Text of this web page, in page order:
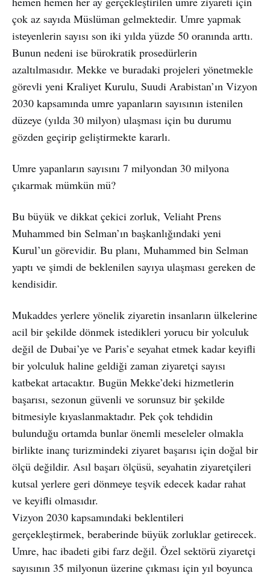
çok az sayıda Müslüman gelmektedir. Umre yapmak
isteyenlerin sayısı son iki yılda yüzde 50 oranında arttı.
Bunun nedeni ise bürokratik prosedürlerin
azaltılmasıdır. Mekke ve buradaki projeleri yönetmekle
görevli yeni Kraliyet Kurulu, Suudi Arabistan’ın Vizyon
2030 kapsamında umre yapanların sayısının istenilen
düzeye (yılda 30 milyon) ulaşması için bu durumu
gözden geçirip geliştirmekte kararlı.
Umre yapanların sayısını 7 milyondan 30 milyona
çıkarmak mümkün mü?
Bu büyük ve dikkat çekici zorluk, Veliaht Prens
Muhammed bin Selman’ın başkanlığındaki yeni
Kurul’un görevidir. Bu planı, Muhammed bin Selman
yaptı ve şimdi de beklenilen sayıya ulaşması gereken de
kendisidir.
Mukaddes yerlere yönelik ziyaretin insanların ülkelerine
acil bir şekilde dönmek istedikleri yorucu bir yolculuk
değil de Dubai’ye ve Paris’e seyahat etmek kadar keyifli
bir yolculuk haline geldiği zaman ziyaretçi sayısı
katbekat artacaktır. Bugün Mekke’deki hizmetlerin
başarısı, sezonun güvenli ve sorunsuz bir şekilde
bitmesiyle kıyaslanmaktadır. Pek çok tehdidin
bulunduğu ortamda bunlar önemli meseleler olmakla
birlikte inanç turizmindeki ziyaret başarısı için doğal bir
ölçü değildir. Asıl başarı ölçüsü, seyahatin ziyaretçileri
kutsal yerlere geri dönmeye teşvik edecek kadar rahat
ve keyifli olmasıdır.
Vizyon 2030 kapsamındaki beklentileri
gerçekleştirmek, beraberinde büyük zorluklar getirecek.
Umre, hac ibadeti gibi farz değil. Özel sektörü ziyaretçi
sayısının 35 milyonun üzerine çıkması için yıl boyunca